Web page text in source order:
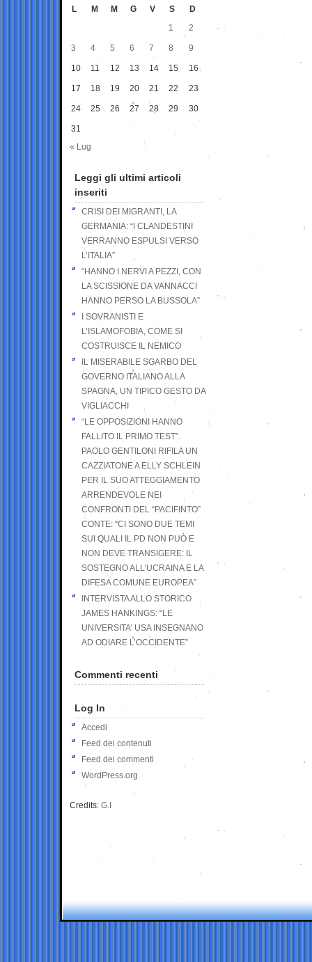
L M M G V S
D
1
2
3 4 5 6 7 8 9
10 11 12 13 14 15 16
17 18 19 20 21 22 23
24 25 26 27 28 29 30
31
« Lug
Leggi gli ultimi articoli
inseriti
CRISI DEI MIGRANTI, LA
GERMANIA: “I CLANDESTINI
VERRANNO ESPULSI VERSO
L’ITALIA”
“HANNO I NERVI A PEZZI, CON
LA SCISSIONE DA VANNACCI
HANNO PERSO LA BUSSOLA”
I SOVRANISTI E
L’ISLAMOFOBIA, COME SI
COSTRUISCE IL NEMICO
IL MISERABILE SGARBO DEL
GOVERNO ITALIANO ALLA
SPAGNA, UN TIPICO GESTO DA
VIGLIACCHI
“LE OPPOSIZIONI HANNO
FALLITO IL PRIMO TEST”.
PAOLO GENTILONI RIFILA UN
CAZZIATONE A ELLY SCHLEIN
PER IL SUO ATTEGGIAMENTO
ARRENDEVOLE NEI
CONFRONTI DEL “PACIFINTO”
CONTE: “CI SONO DUE TEMI
SUI QUALI IL PD NON PUÒ E
NON DEVE TRANSIGERE: IL
SOSTEGNO ALL’UCRAINA E LA
DIFESA COMUNE EUROPEA”
INTERVISTA ALLO STORICO
JAMES HANKINGS: “LE
UNIVERSITA’ USA INSEGNANO
AD ODIARE L’OCCIDENTE”
Commenti recenti
Log In
Accedi
Feed dei contenuti
Feed dei commenti
WordPress.org
Credits: G.I